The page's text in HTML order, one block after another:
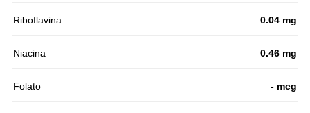
Riboflavina 0.04 mg
Niacina 0.46 mg
Folato - mcg